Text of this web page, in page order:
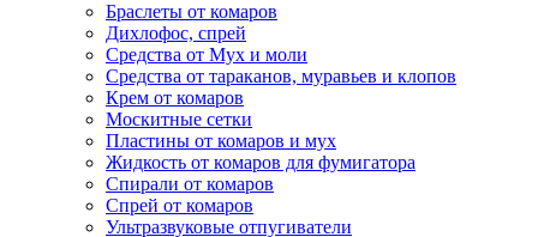
Браслеты от комаров
Дихлофос, спрей
Средства от Мух и моли
Средства от тараканов, муравьев и клопов
Крем от комаров
Москитные сетки
Пластины от комаров и мух
Жидкость от комаров для фумигатора
Спирали от комаров
Спрей от комаров
Ультразвуковые отпугиватели